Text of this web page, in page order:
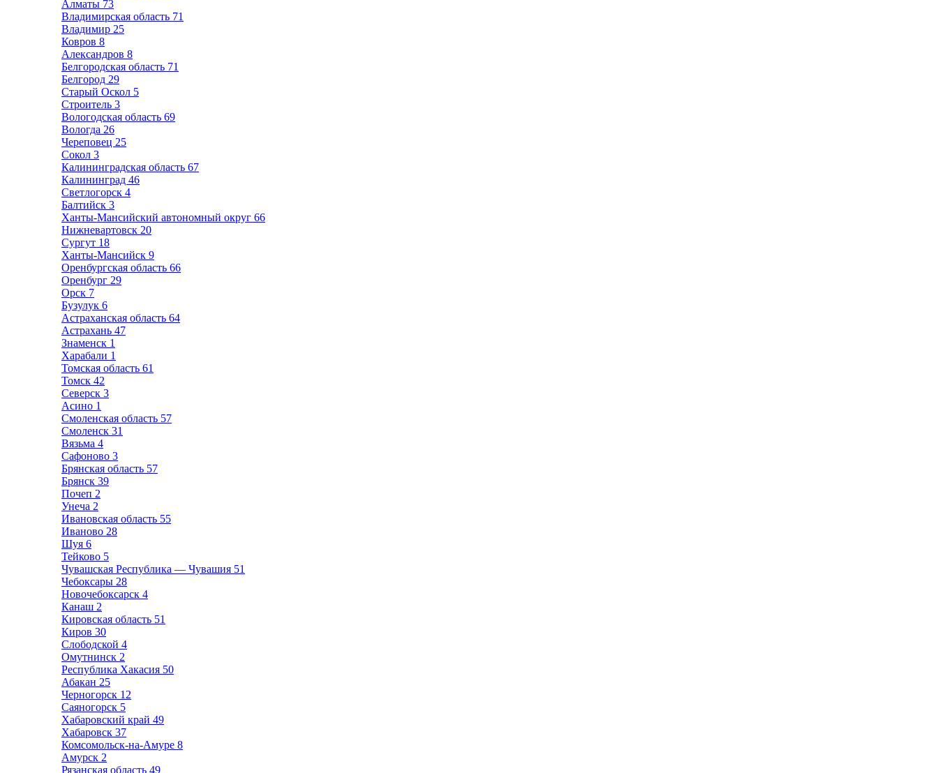
Алматы 73
Владимирская область 71
Владимир 25
Ковров 8
Александров 8
Белгородская область 71
Белгород 29
Старый Оскол 5
Строитель 3
Вологодская область 69
Вологда 26
Череповец 25
Сокол 3
Калининградская область 67
Калининград 46
Светлогорск 4
Балтийск 3
Ханты-Мансийский автономный округ 66
Нижневартовск 20
Сургут 18
Ханты-Мансийск 9
Оренбургская область 66
Оренбург 29
Орск 7
Бузулук 6
Астраханская область 64
Астрахань 47
Знаменск 1
Харабали 1
Томская область 61
Томск 42
Северск 3
Асино 1
Смоленская область 57
Смоленск 31
Вязьма 4
Сафоново 3
Брянская область 57
Брянск 39
Почеп 2
Унеча 2
Ивановская область 55
Иваново 28
Шуя 6
Тейково 5
Чувашская Республика — Чувашия 51
Чебоксары 28
Новочебоксарск 4
Канаш 2
Кировская область 51
Киров 30
Слободской 4
Омутнинск 2
Республика Хакасия 50
Абакан 25
Черногорск 12
Саяногорск 5
Хабаровский край 49
Хабаровск 37
Комсомольск-на-Амуре 8
Амурск 2
Рязанская область 49